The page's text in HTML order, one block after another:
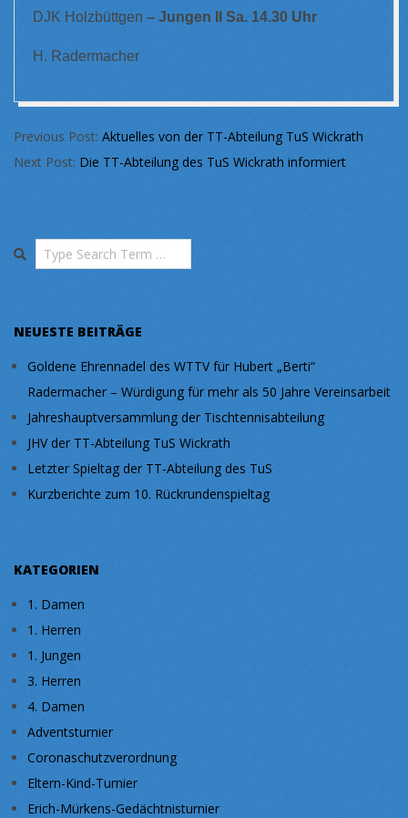
DJK Holzbüttgen – Jungen II Sa. 14.30 Uhr
H. Radermacher
07-
27
Previous Post: Aktuelles von der TT-Abteilung TuS Wickrath
Next Post: Die TT-Abteilung des TuS Wickrath informiert
Search
NEUESTE BEITRÄGE
Goldene Ehrennadel des WTTV für Hubert „Berti“
Radermacher – Würdigung für mehr als 50 Jahre Vereinsarbeit
Jahreshauptversammlung der Tischtennisabteilung
JHV der TT-Abteilung TuS Wickrath
Letzter Spieltag der TT-Abteilung des TuS
Kurzberichte zum 10. Rückrundenspieltag
KATEGORIEN
1. Damen
1. Herren
1. Jungen
3. Herren
4. Damen
Adventsturnier
Coronaschutzverordnung
Eltern-Kind-Turnier
Erich-Mürkens-Gedächtnisturnier